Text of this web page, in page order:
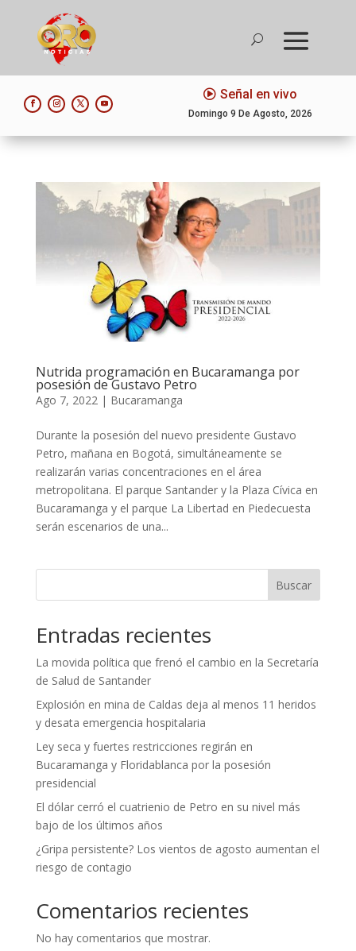
Señal en vivo
Domingo 9 De Agosto, 2026
Nutrida programación en Bucaramanga por
posesión de Gustavo Petro
Ago 7, 2022| Bucaramanga
Durante la posesión del nuevo presidente Gustavo
Petro, mañana en Bogotá, simultáneamente se
realizarán varias concentraciones en el área
metropolitana. El parque Santander y la Plaza Cívica en
Bucaramanga y el parque La Libertad en Piedecuesta
serán escenarios de una...
Buscar
Entradas recientes
La movida política que frenó el cambio en la Secretaría
de Salud de Santander
Explosión en mina de Caldas deja al menos 11 heridos
y desata emergencia hospitalaria
Ley seca y fuertes restricciones regirán en
Bucaramanga y Floridablanca por la posesión
presidencial
El dólar cerró el cuatrienio de Petro en su nivel más
bajo de los últimos años
¿Gripa persistente? Los vientos de agosto aumentan el
riesgo de contagio
Comentarios recientes
No hay comentarios que mostrar.